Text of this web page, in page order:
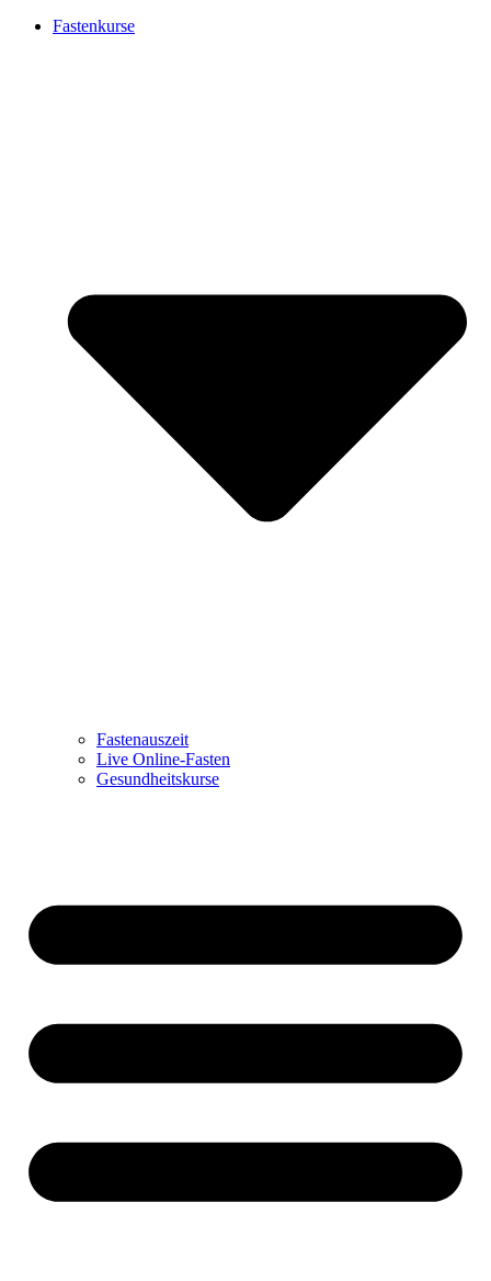
Fastenkurse
Fastenauszeit
Live Online-Fasten
Gesundheitskurse